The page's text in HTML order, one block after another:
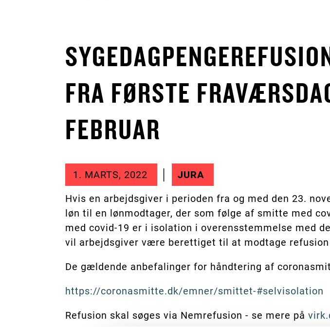
FRA FØRSTE
FEBRUAR
1. MARTS, 2022 JURA
Hvis en arbejdsgiver i perioden fra og med den 23.
løn til en lønmodtager, der som følge af smitte med
med covid-19 er i isolation i overensstemmelse med
vil arbejdsgiver være berettiget til at modtage
De gældende anbefalinger for håndtering af
https://coronasmitte.dk/emner/smittet-#selvisolation
Refusion skal søges via Nemrefusion - se mere på